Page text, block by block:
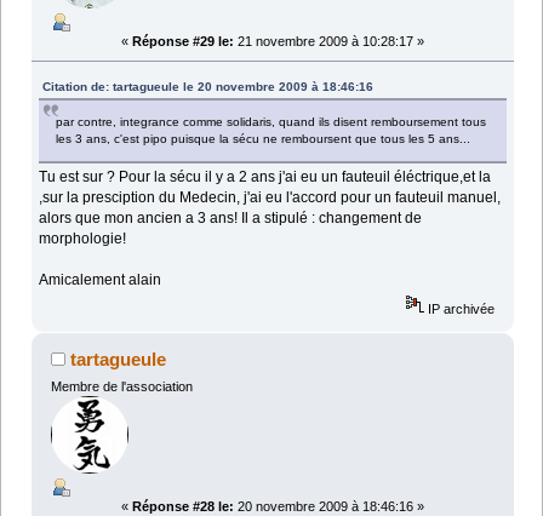
« Réponse #29 le: 21 novembre 2009 à 10:28:17 »
Citation de: tartagueule le 20 novembre 2009 à 18:46:16
par contre, integrance comme solidaris, quand ils disent remboursement tous
les 3 ans, c'est pipo puisque la sécu ne remboursent que tous les 5 ans...
Tu est sur ? Pour la sécu il y a 2 ans j'ai eu un fauteuil éléctrique,et la
,sur la presciption du Medecin, j'ai eu l'accord pour un fauteuil manuel,
alors que mon ancien a 3 ans! Il a stipulé : changement de
morphologie!
Amicalement alain
IP archivée
tartagueule
Membre de l'association
« Réponse #28 le: 20 novembre 2009 à 18:46:16 »